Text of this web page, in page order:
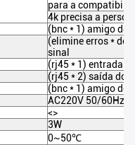
para a
4k precisa a
(bnc * 1) amigo do
(elimine erros * de
sinal
(rj45 * 1) entrada
(rj45 * 2) saída do
(bnc * 1) amigo do
AC220V 50/60Hz
<>
3W
0~50℃